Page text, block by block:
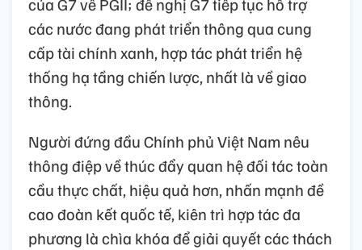
của G7 về PGII; đề nghị G7 tiếp tục hỗ trợ
các nước đang phát triển thông qua cung
cấp tài chính xanh, hợp tác phát triển hệ
thống hạ tầng chiến lược, nhất là về giao
thông.
Người đứng đầu Chính phủ Việt Nam nêu
thông điệp về thúc đẩy quan hệ đối tác toàn
cầu thực chất, hiệu quả hơn, nhấn mạnh đề
cao đoàn kết quốc tế, kiên trì hợp tác đa
phương là chìa khóa để giải quyết các thách